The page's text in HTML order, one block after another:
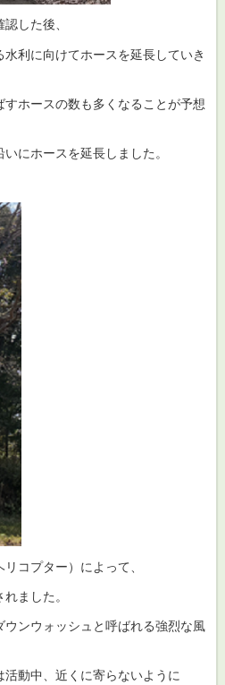
した後、
水利に向けてホースを延長していき
ホースの数も多くなることが予想
にホースを延長しました。
コプター）によって、
ました。
ンウォッシュと呼ばれる強烈な風
動中、近くに寄らないように